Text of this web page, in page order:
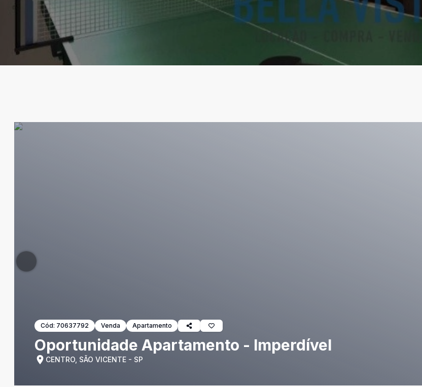
Cód: 70637792 Venda Apartamento
Oportunidade Apartamento - Imperdível
CENTRO, SÃO VICENTE - SP